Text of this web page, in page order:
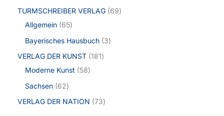
TURMSCHREIBER VERLAG 69
Allgemein 65
Bayerisches Hausbuch 3
VERLAG DER KUNST 181
Moderne Kunst
58
Sachsen 62
VERLAG DER NATION 73